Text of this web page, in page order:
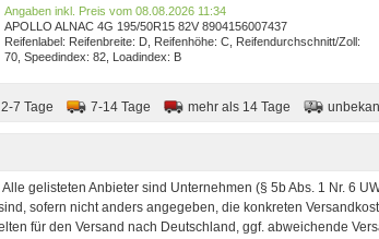
Preis vom 08.08.2026 11:34
APOLLO ALNAC 4G 195/50R15 82V 8904156007437
Reifenbreite: D, Reifenhöhe: C, Reifendurchschnitt/Zoll:
70, Speedindex: 82, Loadindex: B
2-7 Tage 7-14 Tage mehr als 14 Tage